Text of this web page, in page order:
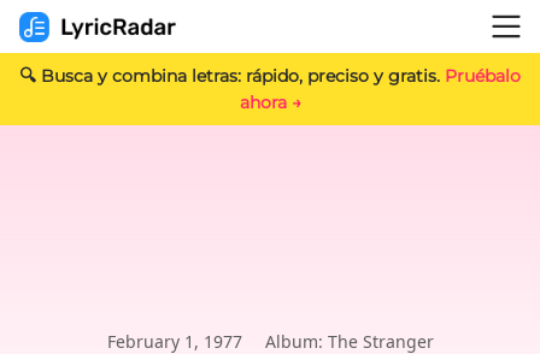
🔍 Busca y combina letras: rápido, preciso y gratis. Pruébalo
ahora →
February 1, 1977 Album: The Stranger